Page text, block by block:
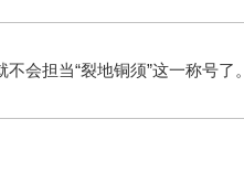
会担当“裂地铜须”这一称号了。